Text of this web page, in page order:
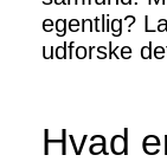
egentlig?
udforske
Hvad